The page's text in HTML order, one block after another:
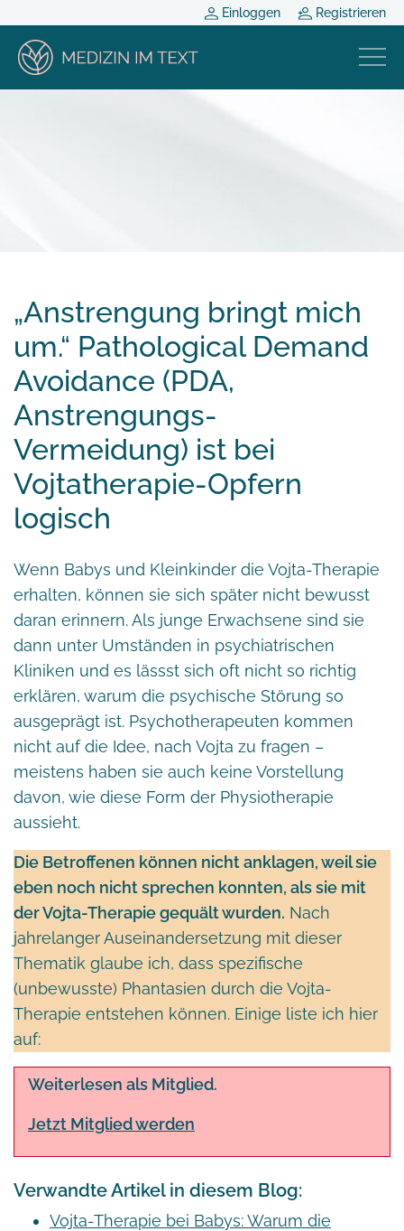
Einloggen Registrieren
„Anstrengung bringt mich
um.“ Pathological Demand
Avoidance (PDA,
Anstrengungs-
Vermeidung) ist bei
Vojtatherapie-Opfern
logisch
Wenn Babys und Kleinkinder die Vojta-Therapie
erhalten, können sie sich später nicht bewusst
daran erinnern. Als junge Erwachsene sind sie
dann unter Umständen in psychiatrischen
Kliniken und es lässst sich oft nicht so richtig
erklären, warum die psychische Störung so
ausgeprägt ist. Psychotherapeuten kommen
nicht auf die Idee, nach Vojta zu fragen –
meistens haben sie auch keine Vorstellung
davon, wie diese Form der Physiotherapie
aussieht.
Die Betroffenen können nicht anklagen, weil sie
eben noch nicht sprechen konnten, als sie mit
der Vojta-Therapie gequält wurden. Nach
jahrelanger Auseinandersetzung mit dieser
Thematik glaube ich, dass spezifische
(unbewusste) Phantasien durch die Vojta-
Therapie entstehen können. Einige liste ich hier
auf:
Weiterlesen als Mitglied.
Jetzt Mitglied werden
Verwandte Artikel in diesem Blog:
Vojta-Therapie bei Babys: Warum die